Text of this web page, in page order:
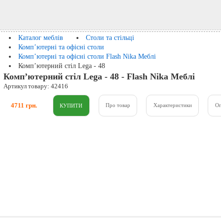
Каталог меблів
Столи та стільці
Комп’ютерні та офісні столи
Комп’ютерні та офісні столи Flash Nika Меблі
Комп’ютерний стіл Lega - 48
Комп’ютерний стіл Lega - 48 - Flash Nika Меблі
Артикул товару: 42416
4711 грн. Про товар Характеристики